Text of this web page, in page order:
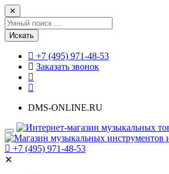
✕
Искать
+7 (495) 971-48-53
Заказать звонок
DMS-ONLINE.RU
+7 (495) 971-48-53
✕